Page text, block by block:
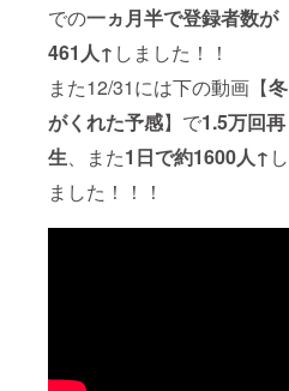
での一ヵ月半で登録者数が
461人↑ しました！！
また12/31には下の動画【冬
がくれた予感】で1.5万回再
生、また1日で約1600人↑ し
ました！！！